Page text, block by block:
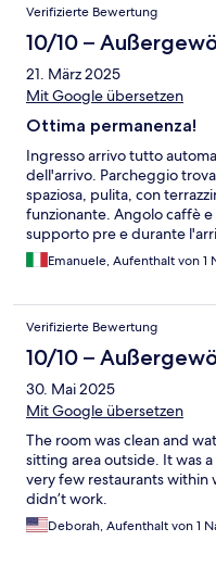
Verifizierte Bewertung
10/10 –
21. März 2025
Mit Google übersetzen
Ottima permanenza!
Ingresso arrivo tutto
dell'arrivo. Parcheggio
spaziosa, pulita, con
funzionante. Angolo caffè
supporto pre e durante
Emanuele, Aufenthalt von 1
Verifizierte Bewertung
10/10 –
30. Mai 2025
Mit Google übersetzen
The room was clean and
sitting area outside. It was
very few restaurants within
didn’t work.
Deborah, Aufenthalt von 1